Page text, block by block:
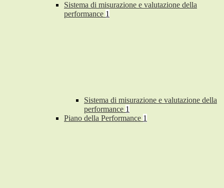
Sistema di misurazione e valutazione della
performance 1
Sistema di misurazione e valutazione della
performance 1
Piano della Performance 1